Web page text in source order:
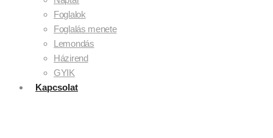
Foglalok
Foglalás menete
Lemondás
Házirend
GYIK
Kapcsolat